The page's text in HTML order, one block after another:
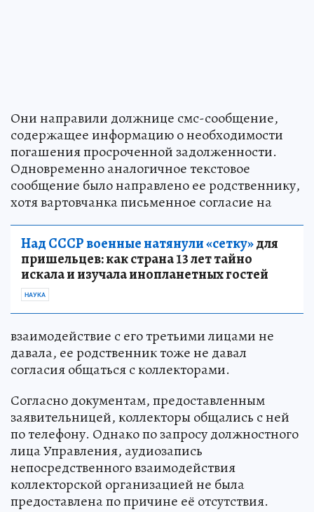
Они направили должнице смс-сообщение,
содержащее информацию о необходимости
погашения просроченной задолженности.
Одновременно аналогичное текстовое
сообщение было направлено ее родственнику,
хотя вартовчанка письменное согласие на
Над СССР военные натянули «сетку»для
пришельцев: как страна 13 лет тайно
искала и изучала инопланетных гостей
НАУКА
взаимодействие с его третьими лицами не
давала, ее родственник тоже не давал
согласия общаться с коллекторами.
Согласно документам, предоставленным
заявительницей, коллекторы общались с ней
по телефону. Однако по запросу должностного
лица Управления, аудиозапись
непосредственного взаимодействия
коллекторской организацией не была
предоставлена по причине её отсутствия.